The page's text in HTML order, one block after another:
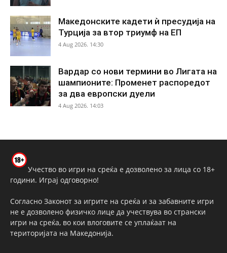
Македонските кадети ѝ пресудија на
Турција за втор триумф на ЕП
4 Aug 2026. 14:30
Вардар со нови термини во Лигата на
шампионите: Променет распоредот
за два европски дуели
4 Aug 2026. 14:03
Учество во игри на среќа е дозволено за лица со 18+
години. Играј одговорно!
Согласно Законот за игрите на среќа и за забавните игри
не е дозволено физичко лице да учествува во странски
игри на среќа, во кои влоговите се уплаќаат на
територијата на Македонија.